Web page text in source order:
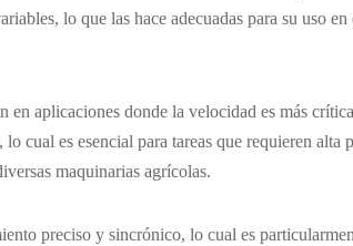
lo que las hace adecuadas para su uso
aplicaciones donde la velocidad es más
cual es esencial para tareas que requieren alta
maquinarias agrícolas.
preciso y sincrónico, lo cual es